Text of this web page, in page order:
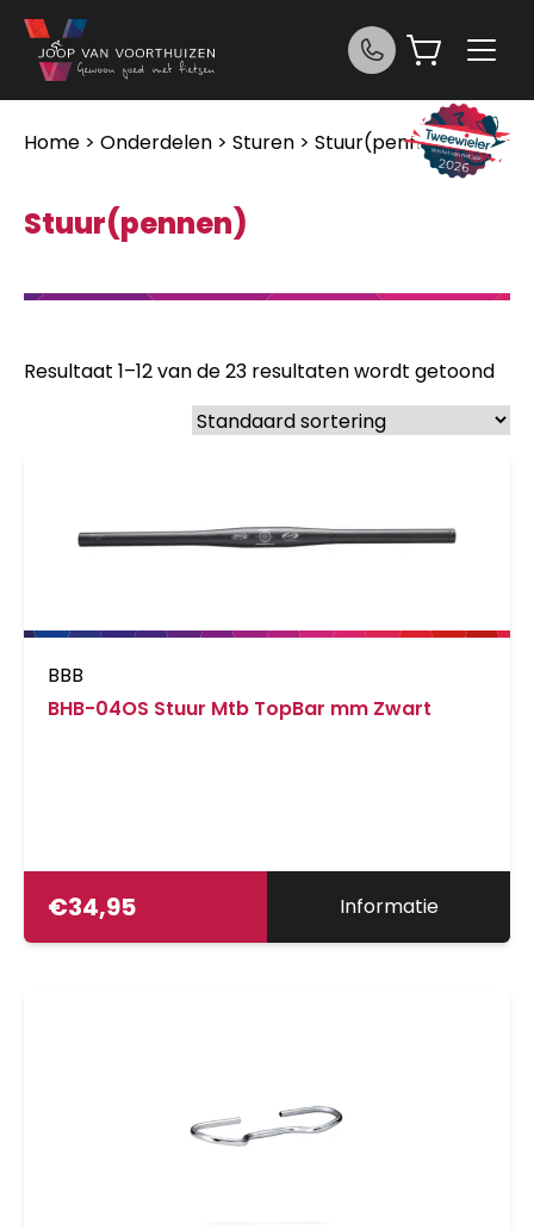
Ga naar de inhoud
Home > Onderdelen > Sturen > Stuur(pennen)
Stuur(pennen)
Resultaat 1–12 van de 23 resultaten wordt getoond
BBB
BHB-04OS Stuur Mtb TopBar mm Zwart
€34,95 Informatie